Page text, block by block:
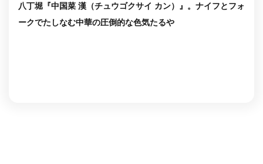
八丁堀『中国菜 漢（チュウゴクサイ カン）』。ナイフとフォ
ークでたしなむ中華の圧倒的な色気たるや